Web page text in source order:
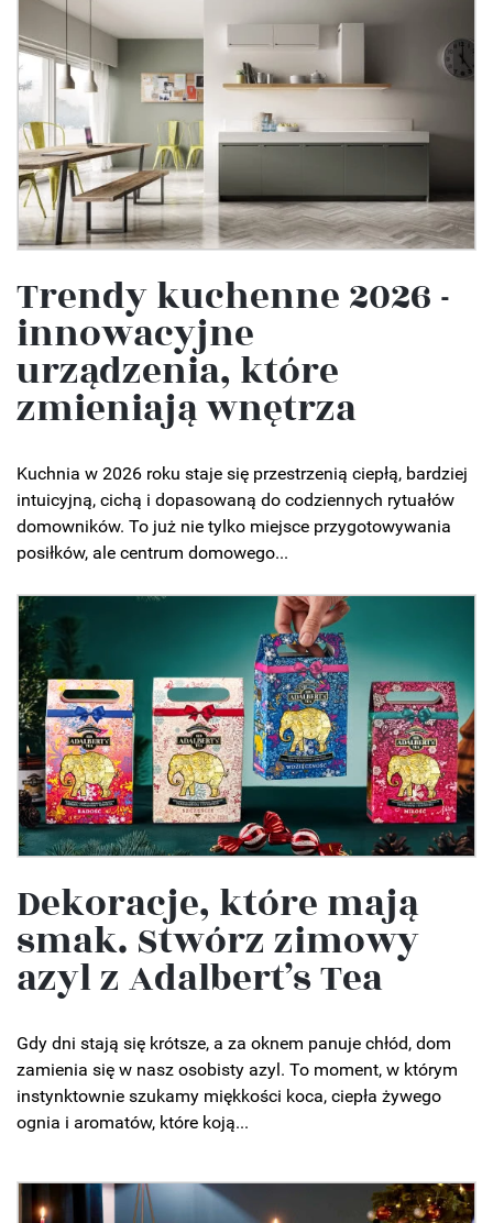
Trendy kuchenne 2026 -
innowacyjne
urządzenia, które
zmieniają wnętrza
Kuchnia w 2026 roku staje się przestrzenią ciepłą, bardziej
intuicyjną, cichą i dopasowaną do codziennych rytuałów
domowników. To już nie tylko miejsce przygotowywania
posiłków, ale centrum domowego...
Dekoracje, które mają
smak. Stwórz zimowy
azyl z Adalbert’s Tea
Gdy dni stają się krótsze, a za oknem panuje chłód, dom
zamienia się w nasz osobisty azyl. To moment, w którym
instynktownie szukamy miękkości koca, ciepła żywego
ognia i aromatów, które koją...